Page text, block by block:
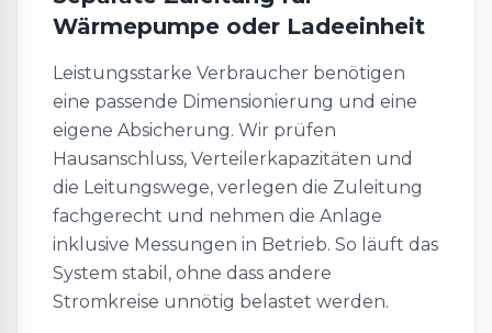
Wärmepumpe oder Ladeeinheit
Leistungsstarke Verbraucher benötigen
eine passende Dimensionierung und eine
eigene Absicherung. Wir prüfen
Hausanschluss, Verteilerkapazitäten und
die Leitungswege, verlegen die Zuleitung
fachgerecht und nehmen die Anlage
inklusive Messungen in Betrieb. So läuft das
System stabil, ohne dass andere
Stromkreise unnötig belastet werden.